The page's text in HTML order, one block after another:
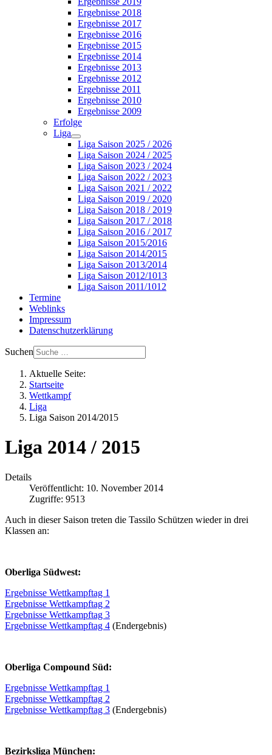
Ergebnisse 2018
Ergebnisse 2017
Ergebnisse 2016
Ergebnisse 2015
Ergebnisse 2014
Ergebnisse 2013
Ergebnisse 2012
Ergebnisse 2011
Ergebnisse 2010
Ergebnisse 2009
Erfolge
Liga
Liga Saison 2025 / 2026
Liga Saison 2024 / 2025
Liga Saison 2023 / 2024
Liga Saison 2022 / 2023
Liga Saison 2021 / 2022
Liga Saison 2019 / 2020
Liga Saison 2018 / 2019
Liga Saison 2017 / 2018
Liga Saison 2016 / 2017
Liga Saison 2015/2016
Liga Saison 2014/2015
Liga Saison 2013/2014
Liga Saison 2012/1013
Liga Saison 2011/1012
Termine
Weblinks
Impressum
Datenschutzerklärung
Suchen
Aktuelle Seite:
Startseite
Wettkampf
Liga
Liga Saison 2014/2015
Liga 2014 / 2015
Details
Veröffentlicht: 10. November 2014
Zugriffe: 9513
Auch in dieser Saison treten die Tassilo Schützen wieder in drei
Klassen an:
Oberliga Südwest:
Ergebnisse Wettkampftag 1
Ergebnisse Wettkampftag 2
Ergebnisse Wettkampftag 3
Ergebnisse Wettkampftag 4 (Endergebnis)
Oberliga Compound Süd:
Ergebnisse Wettkampftag 1
Ergebnisse Wettkampftag 2
Ergebnisse Wettkampftag 3 (Endergebnis)
Bezirksliga München: